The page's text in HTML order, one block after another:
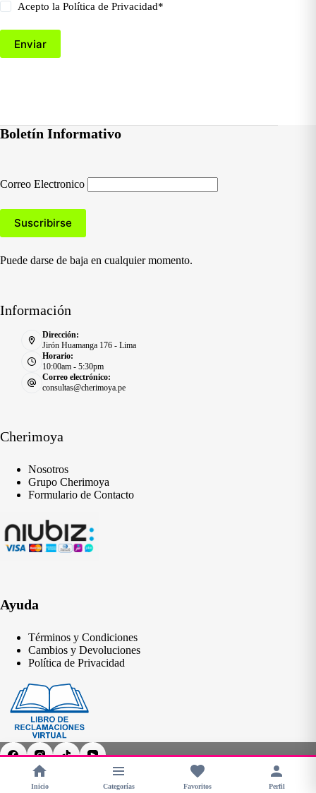
Acepto laPolítica de Privacidad*
Enviar
Boletín Informativo
Correo Electronico
Puede darse de baja en cualquier momento.
Información
Dirección:
Jirón Huamanga 176 - Lima
Horario:
10:00am - 5:30pm
Correo electrónico:
consultas@cherimoya.pe
Cherimoya
Nosotros
Grupo Cherimoya
Formulario de Contacto
Ayuda
Términos y Condiciones
Cambios y Devoluciones
Política de Privacidad
Copyright © 2026 - CHERIMOYA Perú
Inicio Categorías Favoritos Perfil